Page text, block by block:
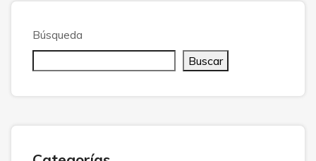
Búsqueda
Buscar